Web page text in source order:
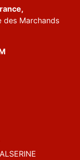
des Marchands